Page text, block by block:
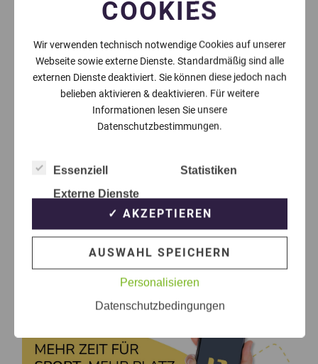
COOKIES
Wir verwenden technisch notwendige Cookies auf unserer
Webseite sowie externe Dienste. Standardmäßig sind alle
externen Dienste deaktiviert. Sie können diese jedoch nach
belieben aktivieren & deaktivieren. Für weitere
Informationen lesen Sie unsere
Datenschutzbestimmungen.
Essenziell
Statistiken
Externe Dienste
✓ AKZEPTIEREN
AUSWAHL SPEICHERN
Personalisieren
Datenschutzbedingungen